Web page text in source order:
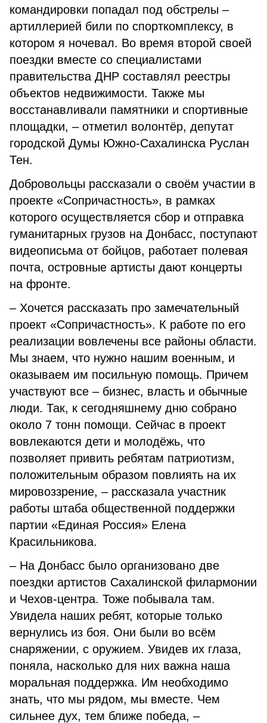
командировки попадал под обстрелы –
артиллерией били по спорткомплексу, в
котором я ночевал. Во время второй своей
поездки вместе со специалистами
правительства ДНР составлял реестры
объектов недвижимости. Также мы
восстанавливали памятники и спортивные
площадки, – отметил волонтёр, депутат
городской Думы Южно-Сахалинска Руслан
Тен.
Добровольцы рассказали о своём участии в
проекте «Сопричастность», в рамках
которого осуществляется сбор и отправка
гуманитарных грузов на Донбасс, поступают
видеописьма от бойцов, работает полевая
почта, островные артисты дают концерты
на фронте.
– Хочется рассказать про замечательный
проект «Сопричастность». К работе по его
реализации вовлечены все районы области.
Мы знаем, что нужно нашим военным, и
оказываем им посильную помощь. Причем
участвуют все – бизнес, власть и обычные
люди. Так, к сегодняшнему дню собрано
около 7 тонн помощи. Сейчас в проект
вовлекаются дети и молодёжь, что
позволяет привить ребятам патриотизм,
положительным образом повлиять на их
мировоззрение, – рассказала участник
работы штаба общественной поддержки
партии «Единая Россия» Елена
Красильникова.
– На Донбасс было организовано две
поездки артистов Сахалинской филармонии
и Чехов-центра. Тоже побывала там.
Увидела наших ребят, которые только
вернулись из боя. Они были во всём
снаряжении, с оружием. Увидев их глаза,
поняла, насколько для них важна наша
моральная поддержка. Им необходимо
знать, что мы рядом, мы вместе. Чем
сильнее дух, тем ближе победа, –